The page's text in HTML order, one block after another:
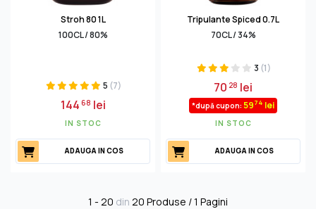
Stroh 80 1L
100CL / 80%
5 (7)
14468 lei
IN STOC
ADAUGA IN COS
Tripulante Spiced 0.7L
70CL / 34%
3 (1)
70 28 lei
*după cupon: 5974 lei
IN STOC
ADAUGA IN COS
1 - 20 din 20 Produse / 1 Pagini